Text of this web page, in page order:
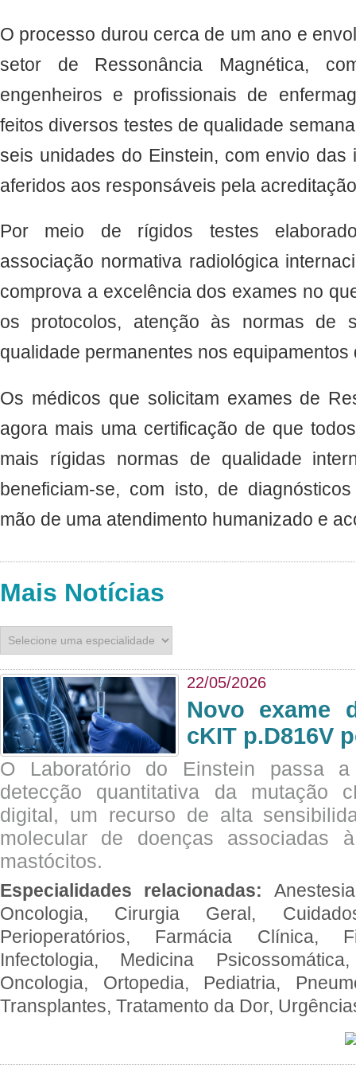
O processo durou cerca de um ano e
setor de Ressonância Magnética,
engenheiros e profissionais de
feitos diversos testes de qualidade
seis unidades do Einstein, com envio
aferidos aos responsáveis pela
Por meio de rígidos testes
associação normativa radiológica
comprova a excelência dos exames no
os protocolos, atenção às normas de
qualidade permanentes nos equipamentos
Os médicos que solicitam exames de
agora mais uma certificação de que
mais rígidas normas de qualidade
beneficiam-se, com isto, de
mão de uma atendimento humanizado e
Mais Notícias
22/05/2026
Novo exame
cKIT p.D816V
O Laboratório do Einstein passa
detecção quantitativa da mutação
digital, um recurso de alta
molecular de doenças associadas
mastócitos.
Especialidades relacionadas:
Oncologia, Cirurgia Geral,
Perioperatórios, Farmácia Clínica,
Infectologia, Medicina
Oncologia, Ortopedia, Pediatria,
Transplantes, Tratamento da Dor,